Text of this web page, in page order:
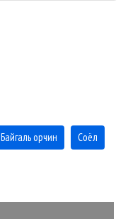
Байгаль орчин Соёл